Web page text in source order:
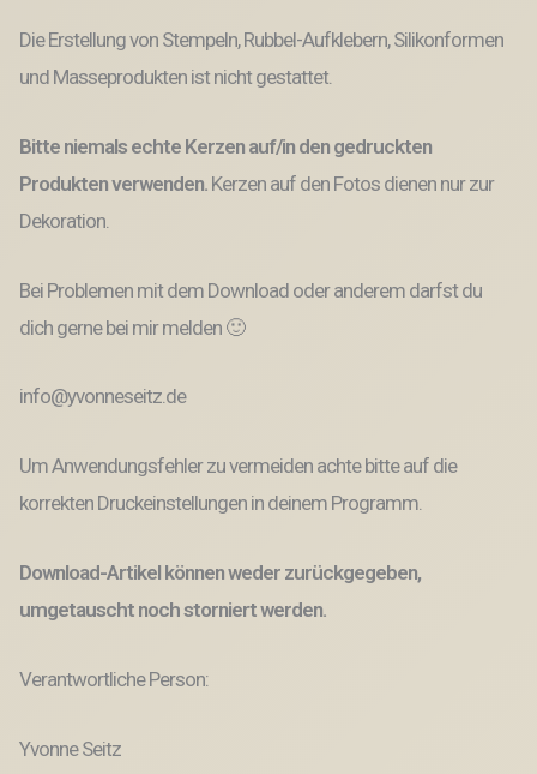
Die Erstellung von Stempeln, Rubbel-Aufklebern, Silikonformen
und Masseprodukten ist nicht gestattet.
Bitte niemals echte Kerzen auf/in den gedruckten
Produkten verwenden. Kerzen auf den Fotos dienen nur zur
Dekoration.
Bei Problemen mit dem Download oder anderem darfst du
dich gerne bei mir melden 🙂
info@yvonneseitz.de
Um Anwendungsfehler zu vermeiden achte bitte auf die
korrekten Druckeinstellungen in deinem Programm.
Download-Artikel können weder zurückgegeben,
umgetauscht noch storniert werden.
Verantwortliche Person:
Yvonne Seitz